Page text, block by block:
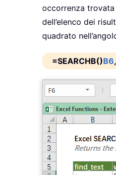
occorrenza trovata
dell’elenco dei
quadrato
=SEARCHB()B6,